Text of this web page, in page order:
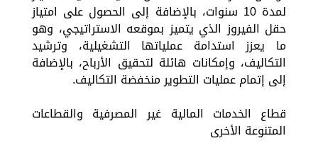
لمدة 10 سنوات، بالإضافة إلى الحصول على امتياز
حقل الفيروز الذي يتميز بموقعه الاستراتيجي، وهو
ما يعزز استدامة عملياتها التشغيلية، وترشيد
التكاليف، وإمكانات هائلة لتحقيق الأرباح، بالإضافة
إلى إتمام عمليات التطوير منخفضة التكاليف.
قطاع الخدمات المالية غير المصرفية والقطاعات
المتنوعة الأخرى